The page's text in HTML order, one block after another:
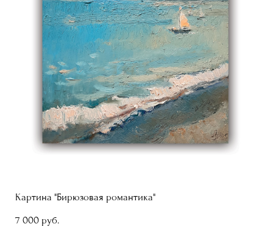
Картина "Бирюзовая романтика"
7 000 pуб.